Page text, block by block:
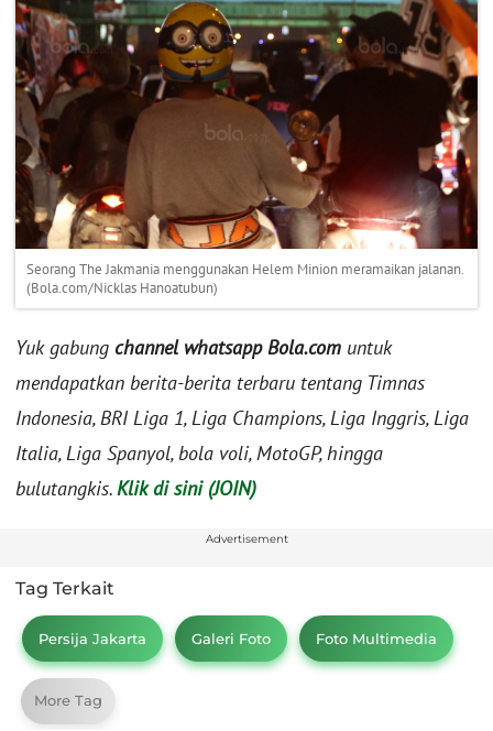
Seorang The Jakmania menggunakan Helem Minion meramaikan jalanan.
(Bola.com/Nicklas Hanoatubun)
Yuk gabung channel whatsapp Bola.com untuk
mendapatkan berita-berita terbaru tentang Timnas
Indonesia, BRI Liga 1, Liga Champions, Liga Inggris, Liga
Italia, Liga Spanyol, bola voli, MotoGP, hingga
bulutangkis. Klik di sini (JOIN)
Advertisement
Tag Terkait
Persija Jakarta Galeri Foto Foto Multimedia
More Tag